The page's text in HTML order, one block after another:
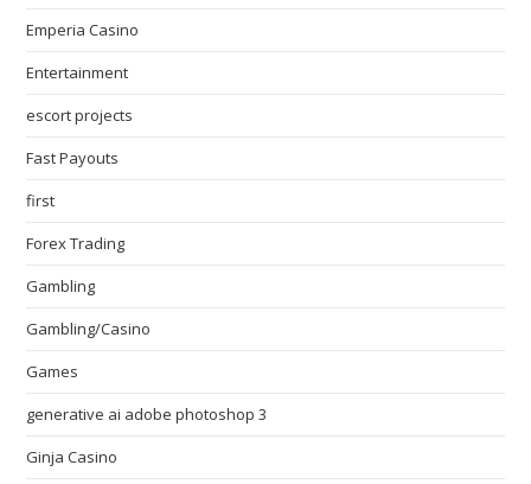
Emperia Casino
Entertainment
escort projects
Fast Payouts
first
Forex Trading
Gambling
Gambling/Casino
Games
generative ai adobe photoshop 3
Ginja Casino